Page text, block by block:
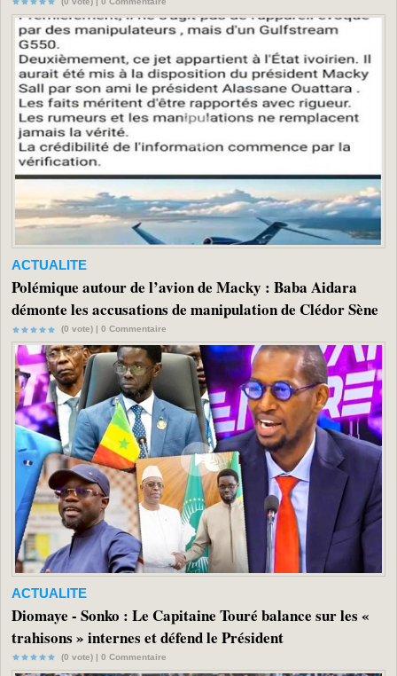
ACTUALITE
Polémique autour de l’avion de Macky : Baba Aidara
démonte les accusations de manipulation de Clédor Sène
(0 vote) | 0 Commentaire
ACTUALITE
Diomaye - Sonko : Le Capitaine Touré balance sur les «
trahisons » internes et défend le Président
(0 vote) | 0 Commentaire